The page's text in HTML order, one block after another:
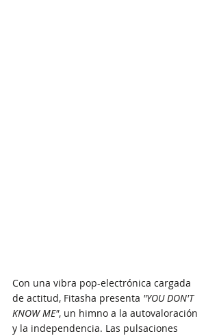
Con una vibra pop-electrónica cargada
de actitud, Fitasha presenta "YOU DON'T
KNOW ME", un himno a la autovaloración
y la independencia. Las pulsaciones